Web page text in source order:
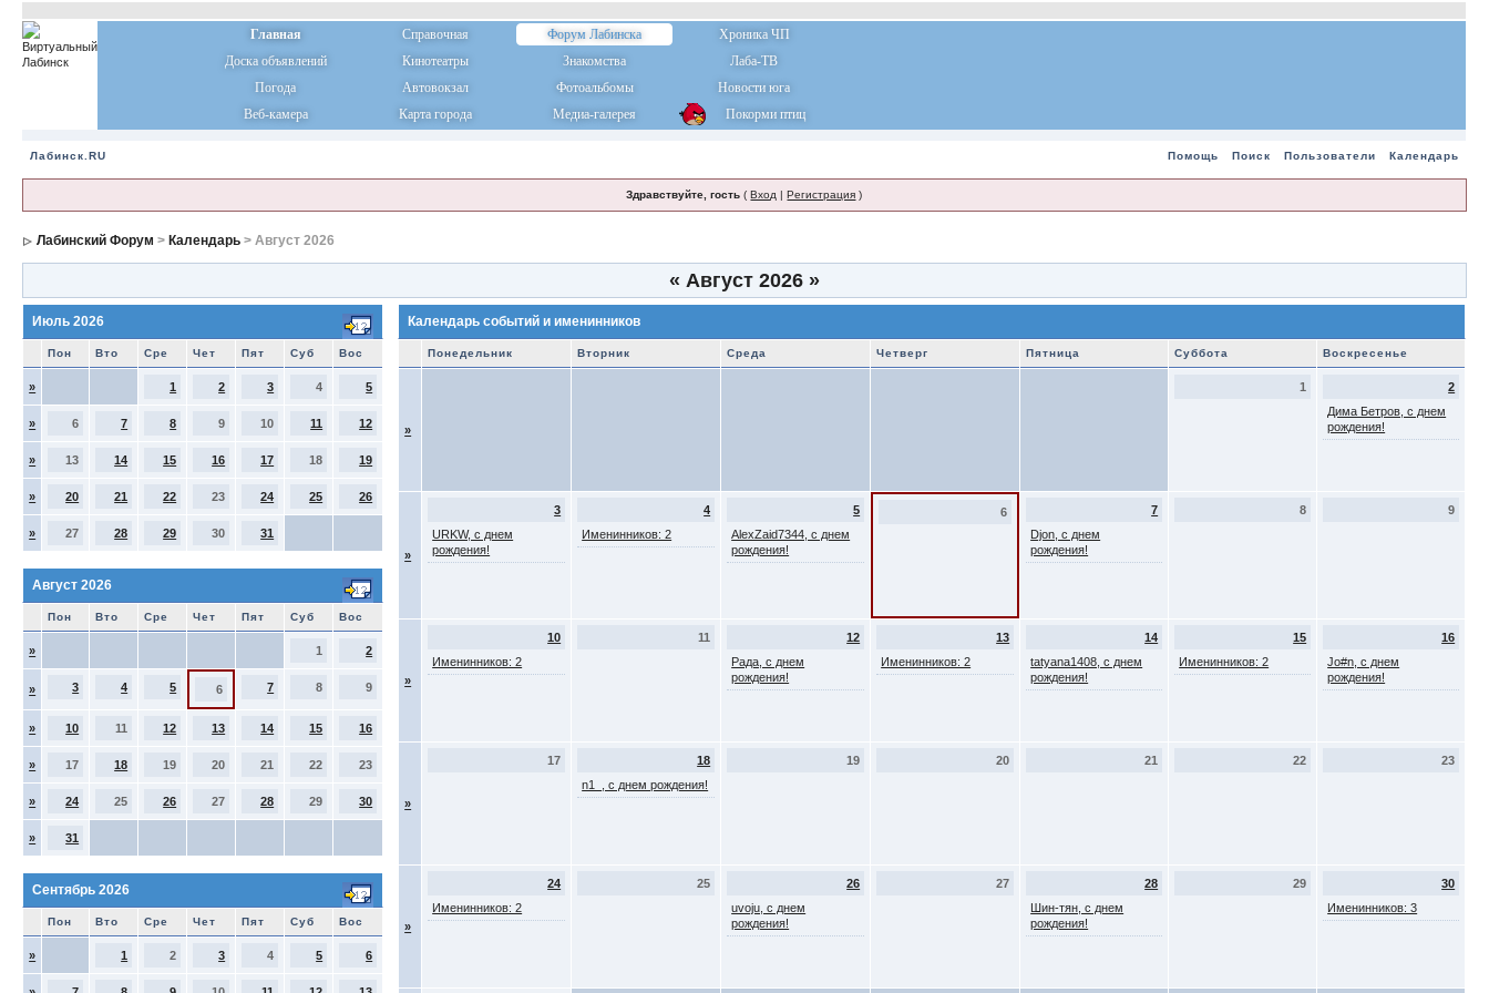
Главная Справочная Форум Лабинска
Хроника ЧП
Доска объявлений
Кинотеатры Знакомства
Лаба-ТВ
Погода
Автовокзал Фотоальбомы
Новости юга
Веб-камера
Карта города Медиа-галерея Покорми птиц
Лабинск.RU Помощь Поиск Пользователи Календарь
Здравствуйте, гость (Вход |Регистрация )
Лабинский Форум > Календарь > Август 2026
« Август 2026 »
Июль 2026
Пон Вто Сре Чет Пят Суб Вос
» 1 2 3 4 5
» 6 7 8 9 10 11 12
» 13 14 15 16 17 18 19
» 20 21 22 23 24 25 26
» 27 28 29 30 31
Август 2026
Пон Вто Сре Чет Пят Суб Вос
» 1 2
» 3 4 5 6 7 8 9
» 10 11 12 13 14 15 16
» 17 18 19 20 21 22 23
» 24 25 26 27 28 29 30
» 31
Сентябрь 2026
Пон Вто Сре Чет Пят Суб Вос
» 1 2 3 4 5 6
Календарь событий и именинников
Понедельник Вторник Среда Четверг Пятница Суббота Воскресенье
»
1
2
Дима Бетров, с днем
рождения!
»
3
URKW, с днем
рождения!
4
Именинников: 2
5
AlexZaid7344, с днем
рождения!
6
7
Djon, с днем
рождения!
8 9
»
10
Именинников: 2
11
12
Рада, с днем
рождения!
13
Именинников: 2
14
tatyana1408, с днем
рождения!
15
Именинников: 2
16
Jo#n, с днем
рождения!
»
17
18
n1_, с днем рождения!
19 20 21 22 23
»
24
Именинников: 2
25
26
uvoju, с днем
рождения!
27
28
Шин-тян, с днем
рождения!
29
30
Именинников: 3